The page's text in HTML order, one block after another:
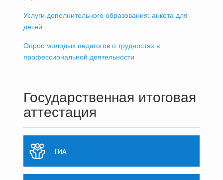
Услуги дополнительного образования: анкета для
детей
Опрос молодых педагогов о трудностях в
профессиональной деятельности
Государственная итоговая
аттестация